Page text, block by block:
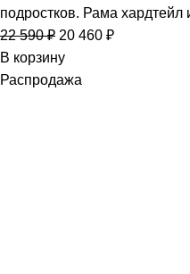
подростков. Рама хардтейл
22 590₽ 20 460 ₽
В корзину
Распродажа